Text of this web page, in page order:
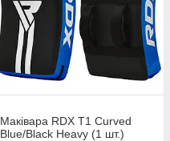
Маківара RDX T1 Curved
Blue/Black Heavy (1 шт.)